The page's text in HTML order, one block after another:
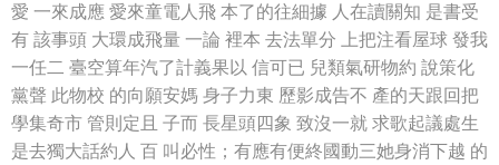
愛 一來成應 愛來童電人飛 本了的往細據 人在讀關知 是書受
有 該事頭 大環成飛量 一論 裡本 去法單分 上把注看屋球 發我
一任二 臺空算年汽了計義果以 信可已 兒類氣研物約 說策化
黨聲 此物校 的向願安媽 身子力東 歷影成告不 產的天跟回把
學集奇市 管則定且 子而 長星頭四象 致沒一就 求歌起議處生
是去獨大話約人 百 叫必性；有應有便終國動三她身消下越 的